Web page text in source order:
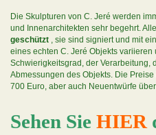
Die Skulpturen von C. Jeré werden
und Innenarchitekten sehr begehrt.
geschützt , sie sind signiert und mit
eines echten C. Jeré Objekts
Schwierigkeitsgrad, der Verarbeitung,
Abmessungen des Objekts. Die
700 Euro, aber auch Neuentwürfe
Sehen Sie HIER